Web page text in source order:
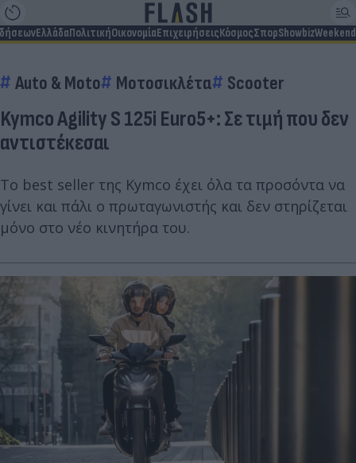
ΕλλάδαΠολιτικήΟικονομίαΕπιχειρήσειςΚόσμοςΣπορShowbizWeekend
Auto & Moto Μοτοσικλέτα Scooter
Kymco Αgility S 125i Euro5+: Σε τιμή που δεν
αντιστέκεσαι
To best seller της Kymco έχει όλα τα προσόντα να
γίνει και πάλι ο πρωταγωνιστής και δεν στηρίζεται
μόνο στο νέο κινητήρα του.